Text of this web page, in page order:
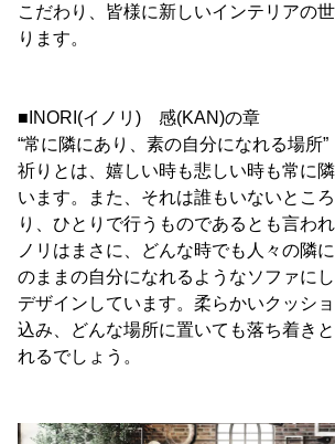
こだわり、皆様に新しいインテリアの
ります。
■INORI(イノリ) 感(KAN)の章
“常に隣にあり、素の自分になれる場所”
祈りとは、嬉しい時も悲しい時も常に
います。また、それは誰もいないとこ
り、ひとりで行うものであるとも言わ
ノリはまさに、どんな時でも人々の隣
のままの自分になれるようなソファに
デザインしています。柔らかいクッシ
込み、どんな場所に置いても落ち着き
れるでしょう。